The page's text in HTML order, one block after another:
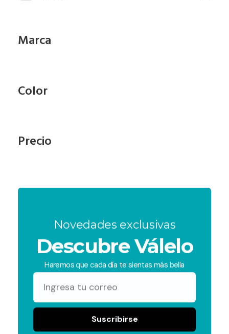
Marca
Color
Precio
Novedades exclusivas
Descubre Válelo
Haremos que cada día te sientas más bella
Suscribirse